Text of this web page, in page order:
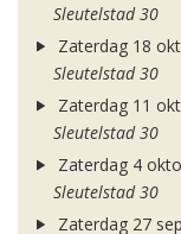
Sleutelstad 30
Zaterdag 18
Sleutelstad 30
Zaterdag 11
Sleutelstad 30
Zaterdag 4
Sleutelstad 30
Zaterdag 27